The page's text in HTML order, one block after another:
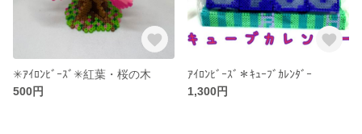
✳︎ｱｲﾛﾝﾋﾞｰｽﾞ✳︎紅葉・桜の木
500円
ｱｲﾛﾝﾋﾞｰｽﾞ＊ｷｭｰﾌﾞｶﾚﾝﾀﾞｰ
1,300円